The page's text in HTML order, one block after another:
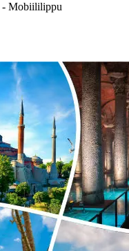
- Mobiililippu